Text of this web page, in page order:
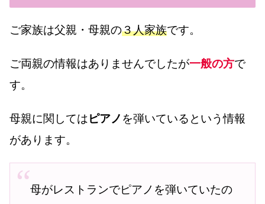
ご家族は父親・母親の３人家族です。
ご両親の情報はありませんでしたが一般の方で
す。
母親に関してはピアノ を弾いているという情報
があります。
母がレストランでピアノを弾いていたの